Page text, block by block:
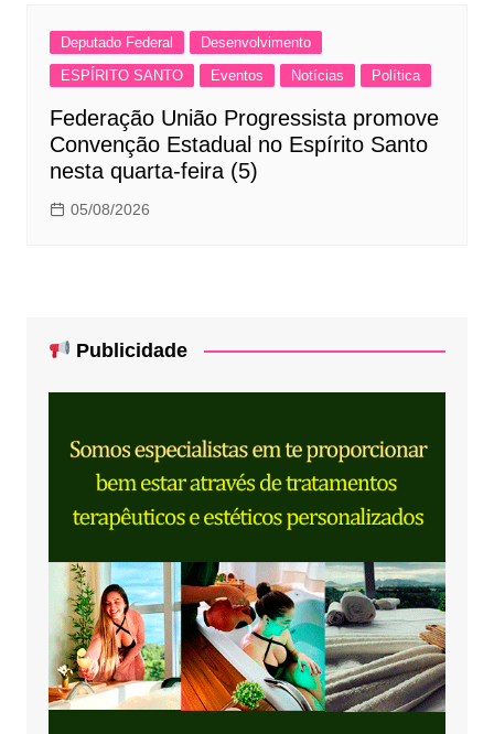
Deputado Federal
Desenvolvimento
ESPÍRITO SANTO
Eventos Notícias Política
Federação União Progressista promove
Convenção Estadual no Espírito Santo
nesta quarta-feira (5)
05/08/2026
Publicidade